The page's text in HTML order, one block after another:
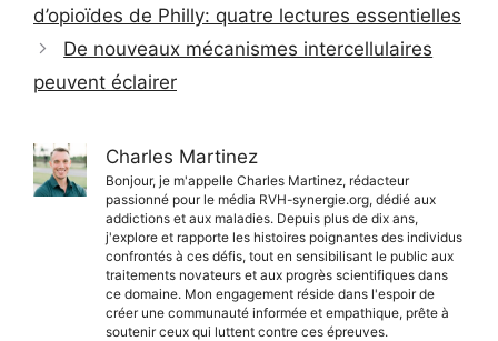
d’opioïdes de Philly: quatre lectures essentielles
De nouveaux mécanismes intercellulaires
peuvent éclairer
Charles Martinez
Bonjour, je m'appelle Charles Martinez, rédacteur
passionné pour le média RVH-synergie.org, dédié aux
addictions et aux maladies. Depuis plus de dix ans,
j'explore et rapporte les histoires poignantes des individus
confrontés à ces défis, tout en sensibilisant le public aux
traitements novateurs et aux progrès scientifiques dans
ce domaine. Mon engagement réside dans l'espoir de
créer une communauté informée et empathique, prête à
soutenir ceux qui luttent contre ces épreuves.